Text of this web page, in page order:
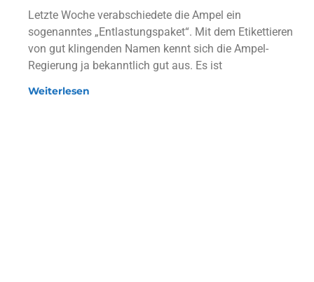
Letzte Woche verabschiedete die Ampel ein
sogenanntes „Entlastungspaket“. Mit dem Etikettieren
von gut klingenden Namen kennt sich die Ampel-
Regierung ja bekanntlich gut aus. Es ist
Weiterlesen